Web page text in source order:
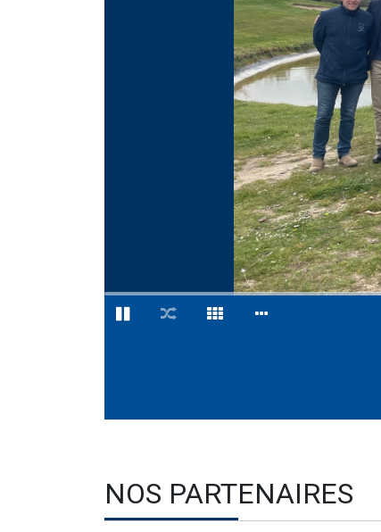
NOS PARTENAIRES